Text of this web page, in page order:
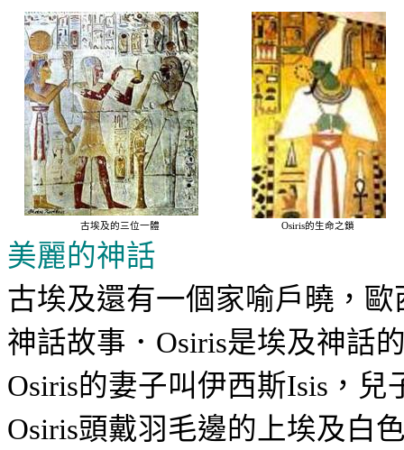
古埃及的三位一體 Osiris的生命之鎖
美麗的神話
古埃及還有一個家喻戶曉，歐
神話故事． Osiris是埃及神話
Osiris的妻子叫伊西斯Isis ，
Osiris頭戴羽毛邊的上埃及白